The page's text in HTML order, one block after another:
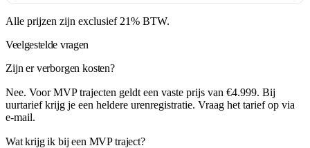
Alle prijzen zijn exclusief 21% BTW.
Veelgestelde vragen
Zijn er verborgen kosten?
Nee. Voor MVP trajecten geldt een vaste prijs van €4.999. Bij
uurtarief krijg je een heldere urenregistratie. Vraag het tarief op via
e-mail.
Wat krijg ik bij een MVP traject?